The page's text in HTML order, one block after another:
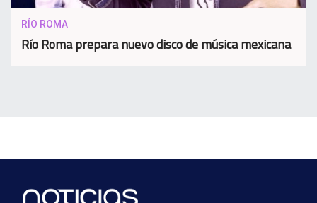
RÍO ROMA
Río Roma prepara nuevo disco de música mexicana